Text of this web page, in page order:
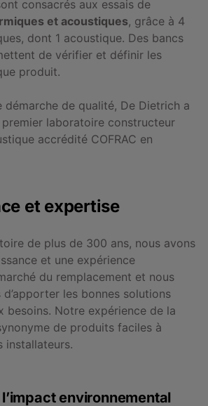
consacrés aux essais de
et acoustiques, grâce à 4
dont 1 acoustique. Des bancs
de vérifier et définir les
produit.
démarche de qualité, De Dietrich a
laboratoire constructeur
accrédité COFRAC en
et expertise
de plus de 300 ans, nous avons
et une expérience
du remplacement et nous
les bonnes solutions
besoins. Notre expérience de la
de produits faciles à
installateurs.
environnemental